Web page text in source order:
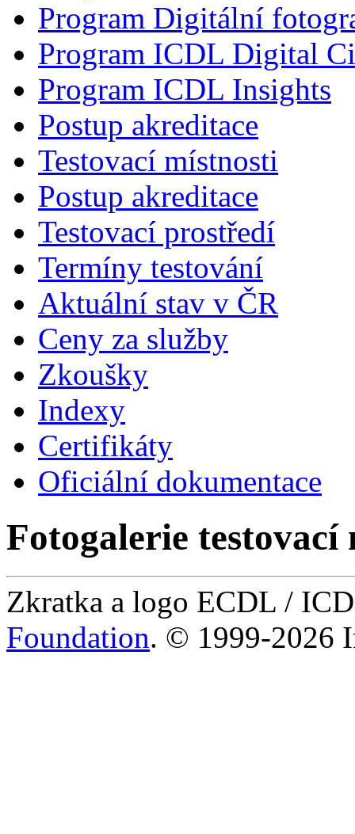
Program Digitální
Program ICDL Digital
Program ICDL Insights
Postup akreditace
Testovací místnosti
Postup akreditace
Testovací prostředí
Termíny testování
Aktuální stav v ČR
Ceny za služby
Zkoušky
Indexy
Certifikáty
Oficiální dokumentace
Fotogalerie testovací
Zkratka a logo ECDL /
Foundation. © 1999-2026